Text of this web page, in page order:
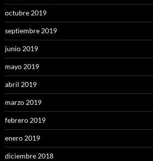
octubre 2019
septiembre 2019
junio 2019
mayo 2019
abril 2019
marzo 2019
febrero 2019
enero 2019
diciembre 2018